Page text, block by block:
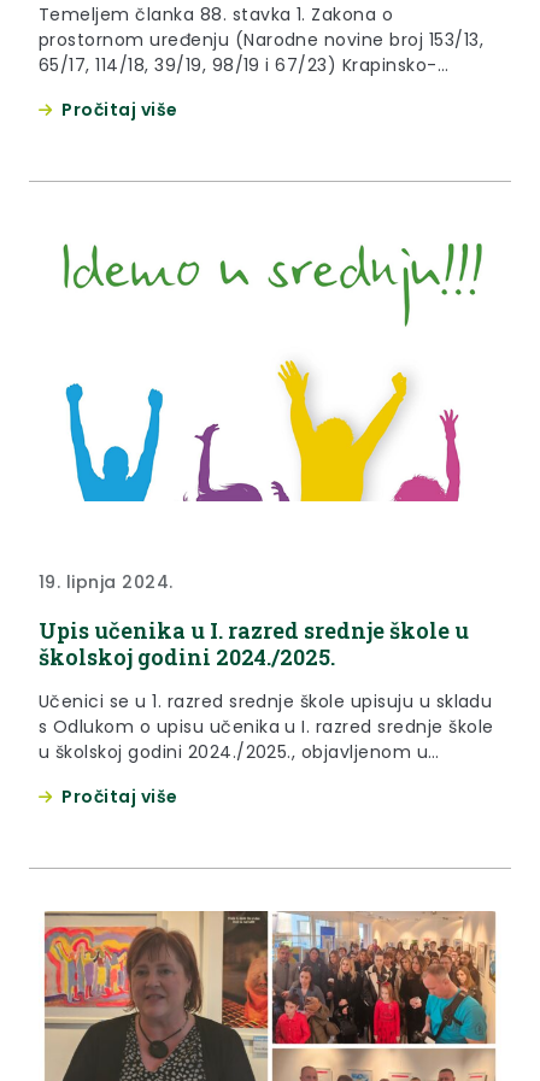
Temeljem članka 88. stavka 1. Zakona o
prostornom uređenju (Narodne novine broj 153/13,
65/17, 114/18, 39/19, 98/19 i 67/23) Krapinsko-
komunalno gospodarstvo i javne potrebe daje
Pročitaj više
19. lipnja 2024.
Upis učenika u I. razred srednje škole u
školskoj godini 2024./2025.
Učenici se u 1. razred srednje škole upisuju u skladu
s Odlukom o upisu učenika u I. razred srednje škole
u školskoj godini 2024./2025., objavljenom u
Pravilnika o elementima i kriterijima za izbor
Pročitaj više